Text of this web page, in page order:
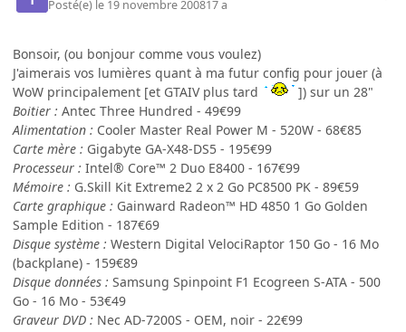
Posté(e) le 19 novembre 200817 a
Bonsoir, (ou bonjour comme vous voulez)
J'aimerais vos lumières quant à ma futur config pour jouer (à
WoW principalement [et GTAIV plus tard
]) sur un 28"
Boitier : Antec Three Hundred - 49€99
Alimentation : Cooler Master Real Power M - 520W - 68€85
Carte mère : Gigabyte GA-X48-DS5 - 195€99
Processeur : Intel® Core™ 2 Duo E8400 - 167€99
Mémoire : G.Skill Kit Extreme2 2 x 2 Go PC8500 PK - 89€59
Carte graphique : Gainward Radeon™ HD 4850 1 Go Golden
Sample Edition - 187€69
Disque système : Western Digital VelociRaptor 150 Go - 16 Mo
(backplane) - 159€89
Disque données : Samsung Spinpoint F1 Ecogreen S-ATA - 500
Go - 16 Mo - 53€49
Graveur DVD : Nec AD-7200S - OEM, noir - 22€99